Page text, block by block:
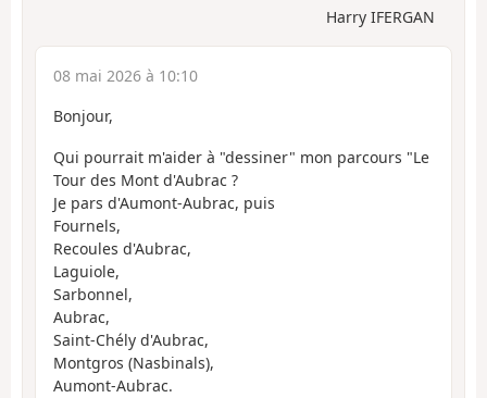
Harry IFERGAN
08 mai 2026 à 10:10
Bonjour,
Qui pourrait m'aider à "dessiner" mon parcours "Le
Tour des Mont d'Aubrac ?
Je pars d'Aumont-Aubrac, puis
Fournels,
Recoules d'Aubrac,
Laguiole,
Sarbonnel,
Aubrac,
Saint-Chély d'Aubrac,
Montgros (Nasbinals),
Aumont-Aubrac.